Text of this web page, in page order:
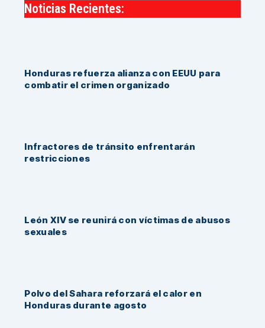
Noticias Recientes:
Honduras refuerza alianza con EEUU para
combatir el crimen organizado
Infractores de tránsito enfrentarán
restricciones
León XIV se reunirá con víctimas de abusos
sexuales
Polvo del Sahara reforzará el calor en
Honduras durante agosto